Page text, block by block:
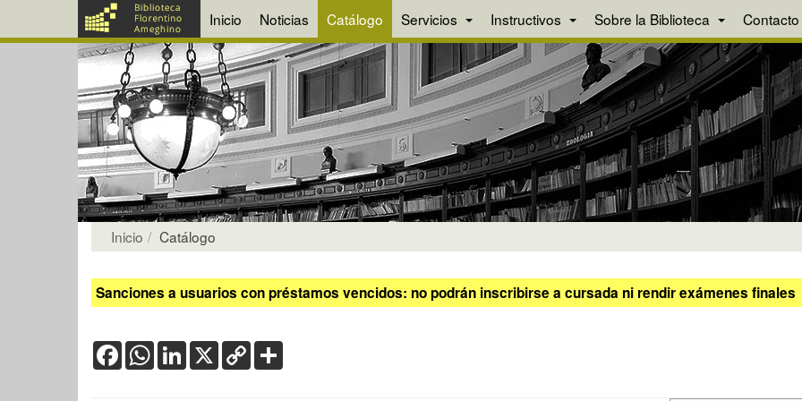
Inicio Noticias Catálogo Servicios Instructivos Sobre la Biblioteca Contacto
Inicio Catálogo
Sanciones a usuarios con préstamos vencidos: no podrán inscribirse a cursada ni rendir exámenes finales
FacebookWhatsApp
LinkedIn
X Copy
Link